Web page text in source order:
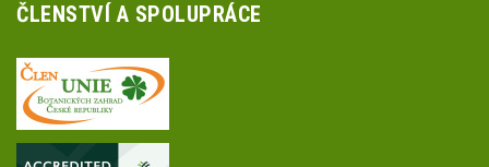
ČLENSTVÍ A SPOLUPRÁCE